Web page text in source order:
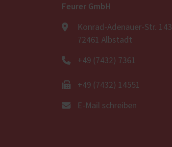
Feurer GmbH
Konrad-Adenauer-Str. 143
72461 Albstadt
+49 (7432) 7361
+49 (7432) 14551
E-Mail schreiben